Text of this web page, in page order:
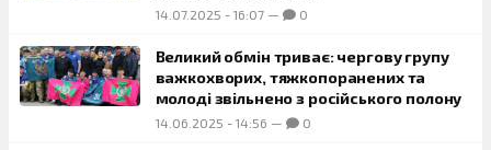
14.07.2025 - 16:07 — 0
Великий обмін триває: чергову групу
важкохворих, тяжкопоранених та
молоді звільнено з російського полону
14.06.2025 - 14:56 — 0